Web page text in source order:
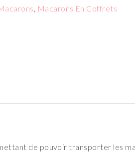
, Macarons En Coffrets
de pouvoir transporter les